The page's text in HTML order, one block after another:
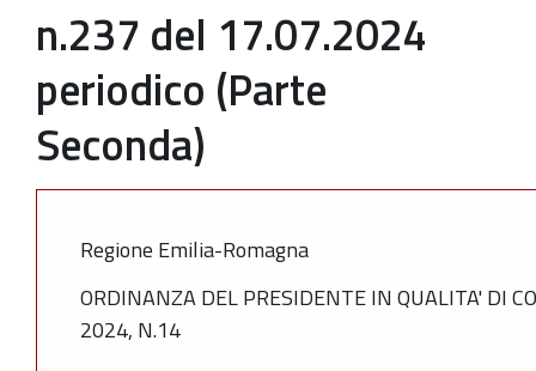
n.237 del 17.07.2024
periodico (Parte
Seconda)
Regione Emilia-Romagna
ORDINANZA DEL PRESIDENTE IN QUALITA' DI
2024, N.14